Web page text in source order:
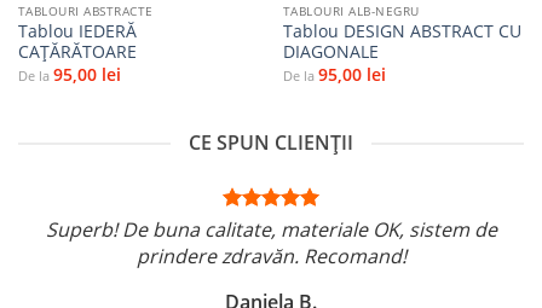
TABLOURI ABSTRACTE
Tablou IEDERĂ
CAȚĂRĂTOARE
De la 95,00 lei
TABLOURI ALB-NEGRU
Tablou DESIGN ABSTRACT CU
DIAGONALE
De la 95,00 lei
CE SPUN CLIENȚII
Superb! De buna calitate, materiale OK, sistem de
prindere zdravăn. Recomand!
Daniela B.